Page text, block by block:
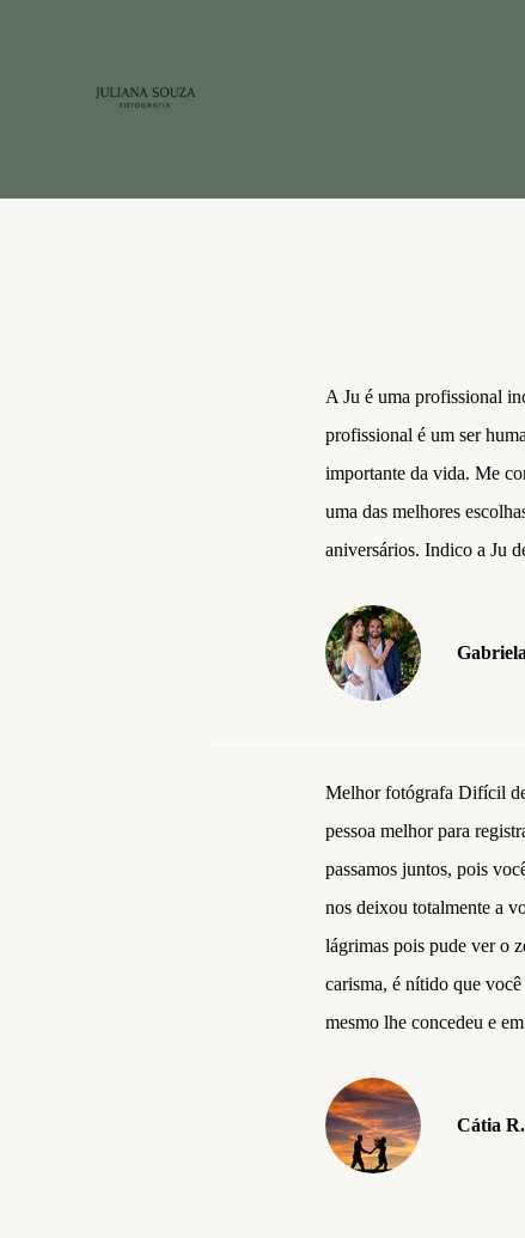
A Ju é uma profissional
profissional é um ser
importante da vida. Me
uma das melhores
aniversários. Indico a Ju
Melhor fotógrafa Difícil
pessoa melhor para
passamos juntos, pois
nos deixou totalmente a
lágrimas pois pude ver o
carisma, é nítido que
mesmo lhe concedeu e
Cátia R.